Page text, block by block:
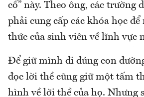
cổ” này. Theo ông, các trường
phải cung cấp các khóa học để
thức của sinh viên về lĩnh vực
Để giữ mình đi đúng con
đọc lời thề cũng giữ một tấm
hình về lời thề của họ. Nhưng